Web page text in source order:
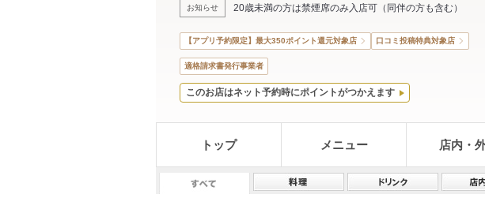
お知らせ 20歳未満の方は禁煙席のみ入店可（同伴の方も含む）
【アプリ予約限定】最大350ポイント還元対象店 口コミ投稿特典対象店
適格請求書発行事業者
このお店はネット予約時にポイントがつかえます
トップ メニュー 店内・